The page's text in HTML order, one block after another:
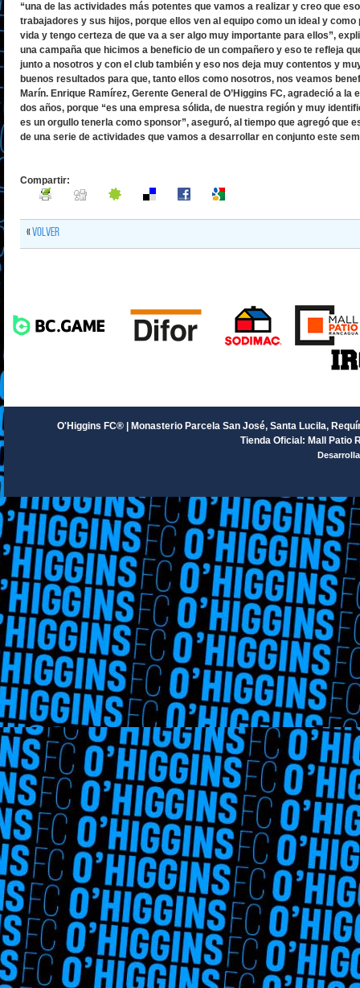
“una de las actividades más potentes que vamos a realizar y creo que
trabajadores y sus hijos, porque ellos ven al equipo como un ideal y
vida y tengo certeza de que va a ser algo muy importante para ellos”,
una campaña que hicimos a beneficio de un compañero y eso te refleja
junto a nosotros y con el club también y eso nos deja muy contentos y
buenos resultados para que, tanto ellos como nosotros, nos veamos
Marín. Enrique Ramírez, Gerente General de O’Higgins FC, agradeció a
dos años, porque “es una empresa sólida, de nuestra región y muy
es un orgullo tenerla como sponsor”, aseguró, al tiempo que agregó que
de una serie de actividades que vamos a desarrollar en conjunto este
Compartir:
«Volver
O'Higgins FC® | Monasterio Parcela San José, Santa Lucila,
Tienda Oficial: Mall Patio